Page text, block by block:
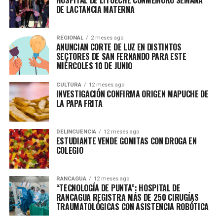
DE LACTANCIA MATERNA
REGIONAL 2 meses ago
ANUNCIAN CORTE DE LUZ EN DISTINTOS
SECTORES DE SAN FERNANDO PARA ESTE
MIÉRCOLES 10 DE JUNIO
CULTURA 12 meses ago
INVESTIGACIÓN CONFIRMA ORIGEN MAPUCHE DE
LA PAPA FRITA
DELINCUENCIA 12 meses ago
ESTUDIANTE VENDE GOMITAS CON DROGA EN
COLEGIO
RANCAGUA 12 meses ago
“TECNOLOGÍA DE PUNTA”: HOSPITAL DE
RANCAGUA REGISTRA MÁS DE 250 CIRUGÍAS
TRAUMATOLÓGICAS CON ASISTENCIA ROBÓTICA